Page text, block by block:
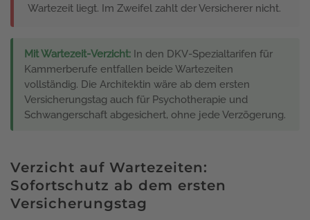
Wartezeit liegt. Im Zweifel zahlt der Versicherer nicht.
Mit Wartezeit-Verzicht: In den DKV-Spezialtarifen für
Kammerberufe entfallen beide Wartezeiten
vollständig. Die Architektin wäre ab dem ersten
Versicherungstag auch für Psychotherapie und
Schwangerschaft abgesichert, ohne jede Verzögerung.
Verzicht auf Wartezeiten:
Sofortschutz ab dem ersten
Versicherungstag